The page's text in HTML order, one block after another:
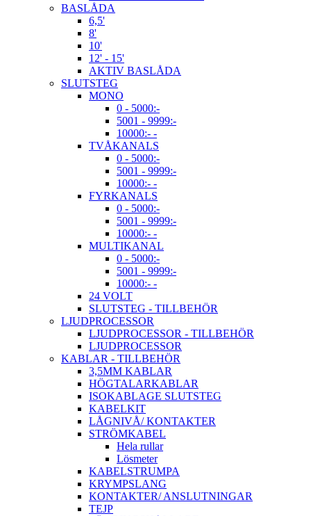
BASLÅDA
6,5'
8'
10'
12' - 15'
AKTIV BASLÅDA
SLUTSTEG
MONO
0 - 5000:-
5001 - 9999:-
10000:- -
TVÅKANALS
0 - 5000:-
5001 - 9999:-
10000:- -
FYRKANALS
0 - 5000:-
5001 - 9999:-
10000:- -
MULTIKANAL
0 - 5000:-
5001 - 9999:-
10000:- -
24 VOLT
SLUTSTEG - TILLBEHÖR
LJUDPROCESSOR
LJUDPROCESSOR - TILLBEHÖR
LJUDPROCESSOR
KABLAR - TILLBEHÖR
3,5MM KABLAR
HÖGTALARKABLAR
ISOKABLAGE SLUTSTEG
KABELKIT
LÅGNIVÅ/ KONTAKTER
STRÖMKABEL
Hela rullar
Lösmeter
KABELSTRUMPA
KRYMPSLANG
KONTAKTER/ ANSLUTNINGAR
TEJP